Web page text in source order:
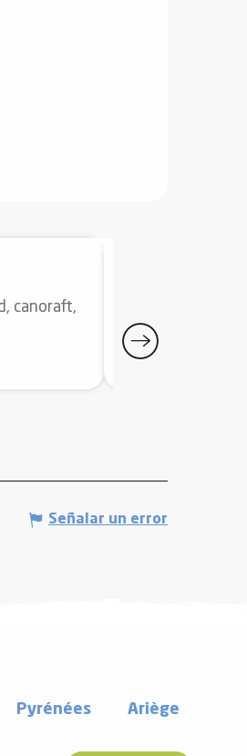
canoraft,
de aguas bravas
Axat
Señalar un error
Pyrénées Ariège